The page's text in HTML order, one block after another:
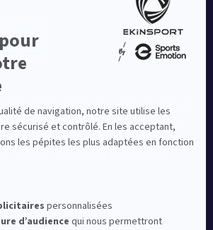
leader en France depuis plus de
a été distingué par la rédaction de
des « Meilleurs sites de
2024 », catégorie Sportswear.